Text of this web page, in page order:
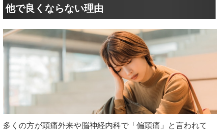
他で良くならない理由
多くの方が頭痛外来や脳神経内科で「偏頭痛」と言われて